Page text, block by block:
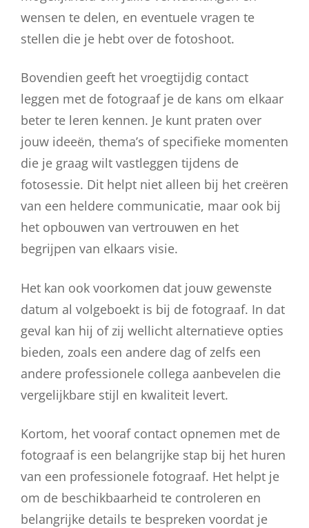
wensen te delen, en eventuele vragen te
stellen die je hebt over de fotoshoot.
Bovendien geeft het vroegtijdig contact
leggen met de fotograaf je de kans om elkaar
beter te leren kennen. Je kunt praten over
jouw ideeën, thema’s of specifieke momenten
die je graag wilt vastleggen tijdens de
fotosessie. Dit helpt niet alleen bij het creëren
van een heldere communicatie, maar ook bij
het opbouwen van vertrouwen en het
begrijpen van elkaars visie.
Het kan ook voorkomen dat jouw gewenste
datum al volgeboekt is bij de fotograaf. In dat
geval kan hij of zij wellicht alternatieve opties
bieden, zoals een andere dag of zelfs een
andere professionele collega aanbevelen die
vergelijkbare stijl en kwaliteit levert.
Kortom, het vooraf contact opnemen met de
fotograaf is een belangrijke stap bij het huren
van een professionele fotograaf. Het helpt je
om de beschikbaarheid te controleren en
belangrijke details te bespreken voordat je